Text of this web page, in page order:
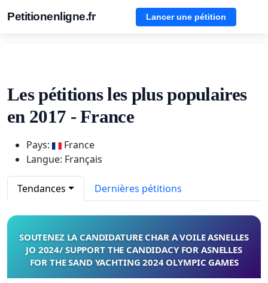
Petitionenligne.fr Lancer une pétition
Les pétitions les plus populaires
en 2017 - France
Pays:
France
Langue: Français
Tendances Dernières pétitions
SOUTENEZ LA CANDIDATURE CHAR A VOILE ASNELLES
JO 2024/ SUPPORT THE CANDIDACY FOR ASNELLES
FOR THE SAND YACHTING 2024 OLYMPIC GAMES